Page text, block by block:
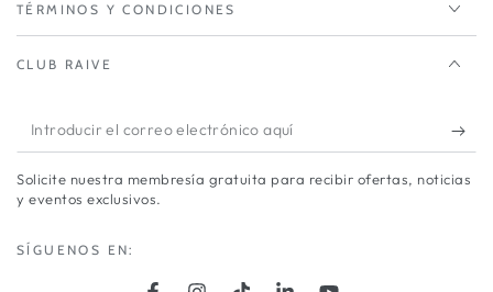
TÉRMINOS Y CONDICIONES
CLUB RAIVE
Introducir
el
correo
aquí
Solicite nuestra membresía gratuita para recibir ofertas, noticias
y eventos exclusivos.
SÍGUENOS EN: